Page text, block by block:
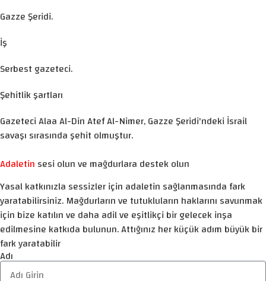
Gazze Şeridi.
İş
Serbest gazeteci.
Şehitlik şartları
Gazeteci Alaa Al-Din Atef Al-Nimer, Gazze Şeridi'ndeki İsrail
savaşı sırasında şehit olmuştur.
Adaletin sesi olun ve mağdurlara destek olun
Yasal katkınızla sessizler için adaletin sağlanmasında fark
yaratabilirsiniz. Mağdurların ve tutukluların haklarını savunmak
için bize katılın ve daha adil ve eşitlikçi bir gelecek inşa
edilmesine katkıda bulunun. Attığınız her küçük adım büyük bir
fark yaratabilir
Adı